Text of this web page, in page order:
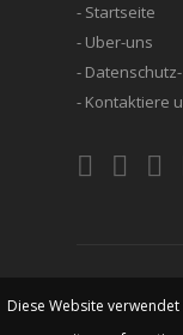
Diese Website
- Startseite
- Uber-uns
-
- Kontaktiere